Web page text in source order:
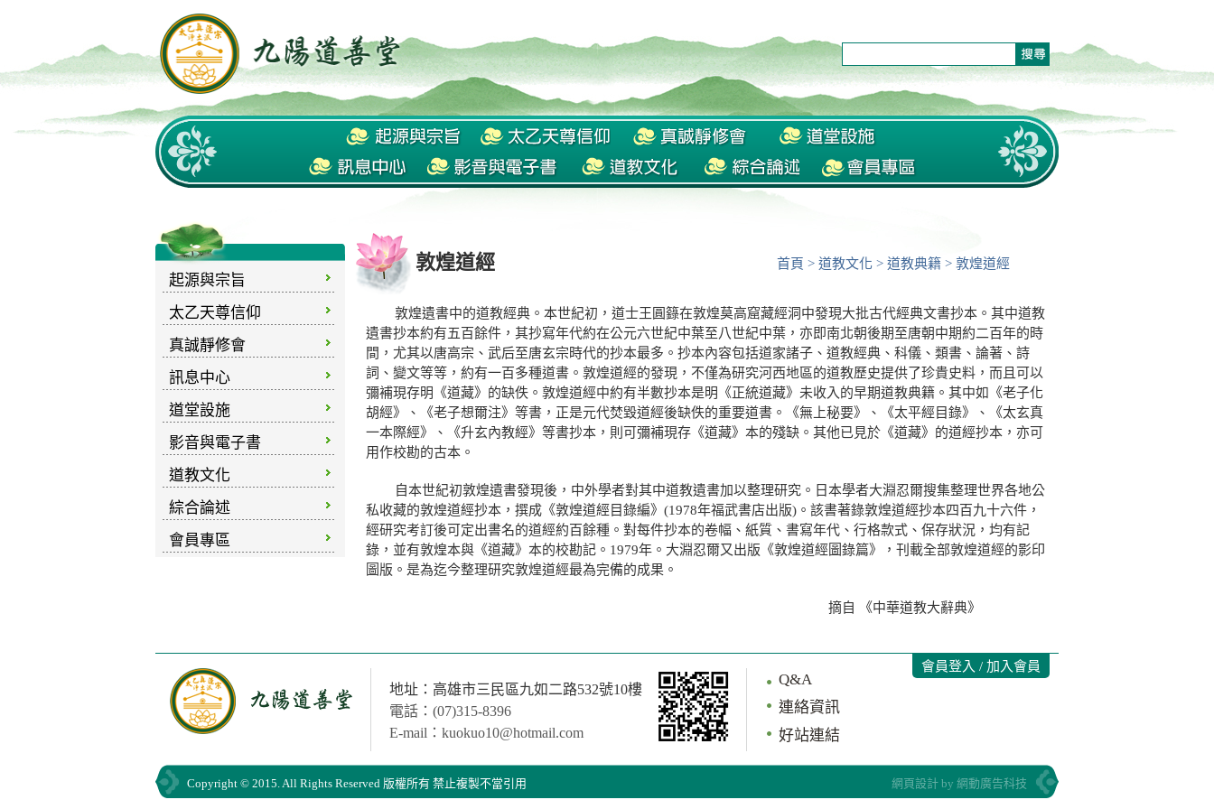
起源與宗旨
太乙天尊信仰
真誠靜修會
訊息中心
道堂設施
影音與電子書
道教文化
綜合論述
會員專區
敦煌道經 首頁 > 道教文化 > 道教典籍 > 敦煌道經
敦煌遺書中的道教經典。本世紀初，道士王圓籙在敦煌莫高窟藏經洞中發現大批古代經典文書抄本。其中道教
遺書抄本約有五百餘件，其抄寫年代約在公元六世紀中葉至八世紀中葉，亦即南北朝後期至唐朝中期約二百年的時
間，尤其以唐高宗、武后至唐玄宗時代的抄本最多。抄本內容包括道家諸子、道教經典、科儀、類書、論著、詩
詞、變文等等，約有一百多種道書。敦煌道經的發現，不僅為研究河西地區的道教歷史提供了珍貴史料，而且可以
彌補現存明《道藏》的缺佚。敦煌道經中約有半數抄本是明《正統道藏》未收入的早期道教典籍。其中如《老子化
胡經》、《老子想爾注》等書，正是元代焚毀道經後缺佚的重要道書。《無上秘要》、《太平經目錄》、《太玄真
一本際經》、《升玄內教經》等書抄本，則可彌補現存《道藏》本的殘缺。其他已見於《道藏》的道經抄本，亦可
用作校勘的古本。
自本世紀初敦煌遺書發現後，中外學者對其中道教遺書加以整理研究。日本學者大淵忍爾搜集整理世界各地公
私收藏的敦煌道經抄本，撰成《敦煌道經目錄編》(1978年福武書店出版)。該書著錄敦煌道經抄本四百九十六件，
經研究考訂後可定出書名的道經約百餘種。對每件抄本的卷幅、紙質、書寫年代、行格款式、保存狀況，均有記
錄，並有敦煌本與《道藏》本的校勘記。1979年。大淵忍爾又出版《敦煌道經圖錄篇》，刊載全部敦煌道經的影印
圖版。是為迄今整理研究敦煌道經最為完備的成果。
摘自 《中華道教大辭典》
地址：高雄市三民區九如二路532號10樓
電話：(07)315-8396
E-mail：kuokuo10@hotmail.com
Q&A
連絡資訊
好站連結
會員登入 / 加入會員
Copyright © 2015. All Rights Reserved 版權所有 禁止複製不當引用 網頁設計 by 網動廣告科技